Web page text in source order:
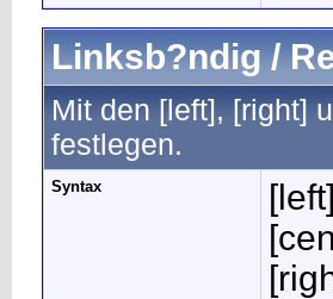
Linksb?ndig /
Mit den [left], [right]
festlegen.
Syntax [left]